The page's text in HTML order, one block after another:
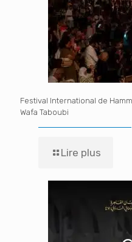
Festival International de
Wafa Taboubi
Lire plus